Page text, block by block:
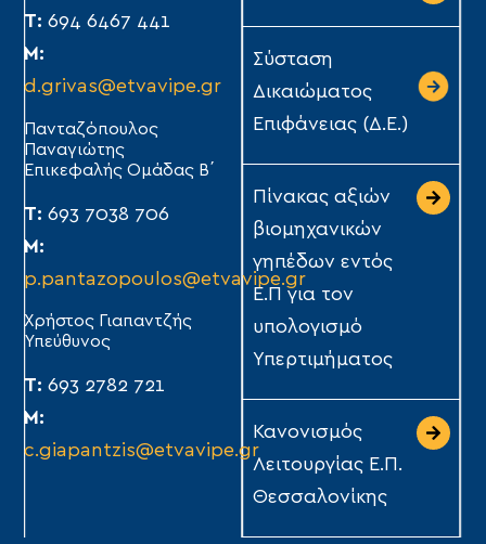
Τ: 694 6467 441
Μ:
d.grivas@etvavipe.gr
Πανταζόπουλος
Παναγιώτης
Επικεφαλής Ομάδας Β΄
Τ: 693 7038 706
Μ:
p.pantazopoulos@etvavipe.gr
Χρήστος Γιαπαντζής
Υπεύθυνος
Τ: 693 2782 721
Μ:
c.giapantzis@etvavipe.gr
Σύσταση
Δικαιώματος
Επιφάνειας (Δ.Ε.)
Πίνακας αξιών
βιομηχανικών
γηπέδων εντός
Ε.Π για τον
υπολογισμό
Υπερτιμήματος
Κανονισμός
Λειτουργίας Ε.Π.
Θεσσαλονίκης